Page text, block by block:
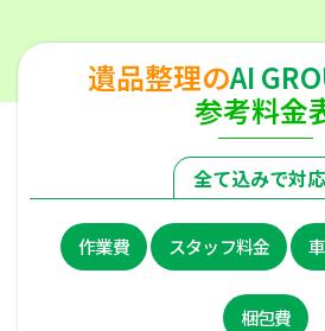
遺品整理のAI
参考料金
全て込みで対
作業費 スタッフ料金
梱包費